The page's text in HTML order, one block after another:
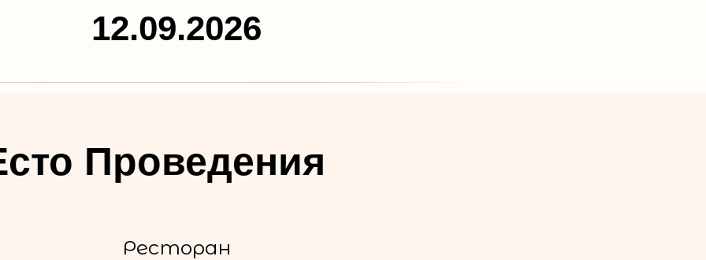
12.09.2026
Проведения
Ресторан